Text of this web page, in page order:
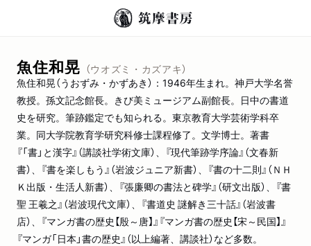
魚住和晃 （ウオズミ・カズアキ）
魚住和晃（うおずみ・かずあき）：1946年生まれ。神戸大学名誉
教授。孫文記念館長。きび美ミュージアム副館長。日中の書道
史を研究。筆跡鑑定でも知られる。東京教育大学芸術学科卒
業。同大学院教育学研究科修士課程修了。文学博士。著書
『「書」と漢字』（講談社学術文庫）、『現代筆跡学序論』（文春新
書）、『書を楽しもう』（岩波ジュニア新書）、『書の十二則』（ＮＨ
Ｋ出版・生活人新書）、『張廉卿の書法と碑学』（研文出版）、『書
聖 王羲之』（岩波現代文庫）、『書道史 謎解き三十話』（岩波書
店）、『マンガ書の歴史【殷～唐】』『マンガ書の歴史【宋～民国】』
『マンガ「日本」書の歴史』（以上編著、講談社）など多数。